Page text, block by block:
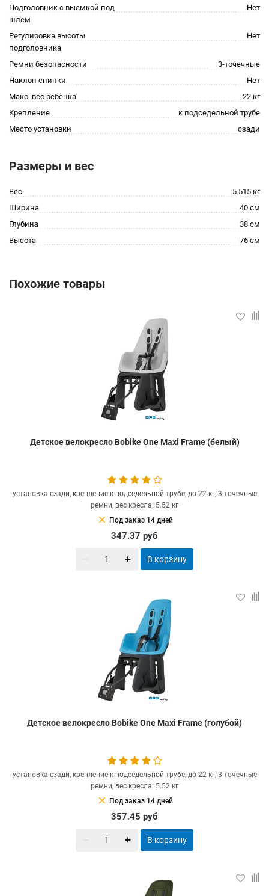
Подголовник с выемкой под
шлем
Нет
Регулировка высоты
подголовника
Нет
Ремни безопасности
3-точечные
Наклон спинки
Нет
Макс. вес ребенка
22 кг
Крепление
к подседельной трубе
Место установки
сзади
Размеры и вес
Вес
5.515 кг
Ширина
40 см
Глубина
38 см
Высота
76 см
Похожие товары
Детское велокресло Bobike One Maxi Frame (белый)
установка сзади, крепление к подседельной трубе, до 22 кг, 3-точечные
ремни, вес кресла: 5.52 кг
clear Под заказ 14 дней
347.37 руб
В корзину
Детское велокресло Bobike One Maxi Frame (голубой)
установка сзади, крепление к подседельной трубе, до 22 кг, 3-точечные
ремни, вес кресла: 5.52 кг
clear Под заказ 14 дней
357.45 руб
В корзину